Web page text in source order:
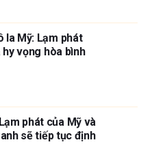
la Mỹ: Lạm phát
vọng hòa bình
phát của Mỹ và
sẽ tiếp tục định